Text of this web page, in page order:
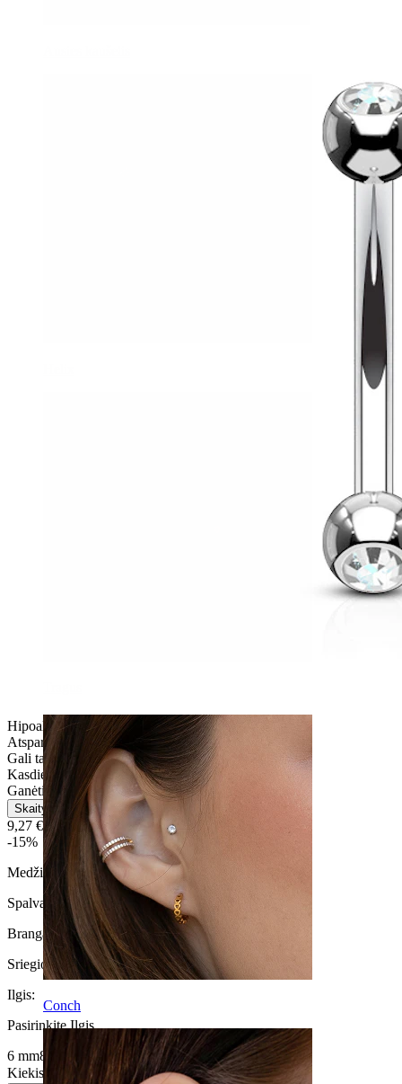
Conch
Hipoalerginis
Atsparus vandeniui
Gali tarnauti visą gyvenimą
Kasdienio naudojimo
Ganėtinai lengvas
Skaityti daugiau
9,27 € 10,90 €
-15%
Medžiaga:
Titanas
Spalva:
Sidabrinė
Brangakmenio spalva:
Skaidri
Sriegio storis:1,2 mm
Ilgis:
Pasirinkite Ilgis
6 mm8 mm 10 mm12 mm
Kiekis 1
Keitimas